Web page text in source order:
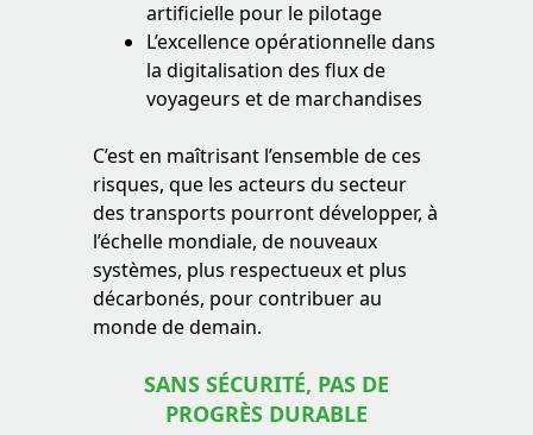
artificielle pour le pilotage
L’excellence opérationnelle dans
la digitalisation des flux de
voyageurs et de marchandises
C’est en maîtrisant l’ensemble de ces
risques, que les acteurs du secteur
des transports pourront développer, à
l’échelle mondiale, de nouveaux
systèmes, plus respectueux et plus
décarbonés, pour contribuer au
monde de demain.
SANS SÉCURITÉ, PAS DE
PROGRÈS DURABLE